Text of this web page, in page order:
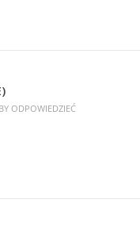
ODPOWIEDZIEĆ